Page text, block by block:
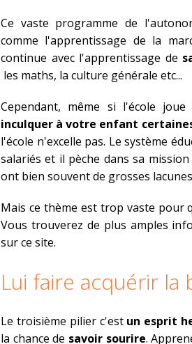
Ce vaste programme de
comme l'apprentissage de la
continue avec l'apprentissage de
les maths, la culture générale etc...
Cependant, même si l'école
inculquer à votre enfant
l'école n'excelle pas. Le système
salariés et il pèche dans sa
ont bien souvent de grosses
Mais ce thème est trop vaste pour
Vous trouverez de plus amples
sur ce site.
Lui faire acquérir
Le troisième pilier c'est un esprit
la chance de savoir sourire.